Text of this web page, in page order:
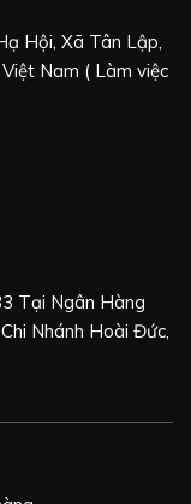
Hội, Xã Tân Lập,
Nam ( Làm việc
Tại Ngân Hàng
Nhánh Hoài Đức,